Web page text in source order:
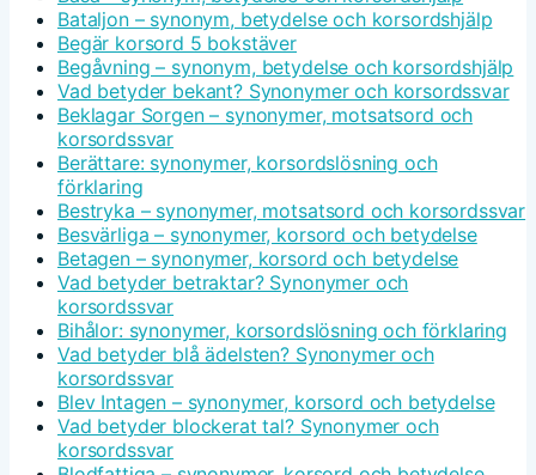
Bataljon – synonym, betydelse och korsordshjälp
Begär korsord 5 bokstäver
Begåvning – synonym, betydelse och korsordshjälp
Vad betyder bekant? Synonymer och korsordssvar
Beklagar Sorgen – synonymer, motsatsord och
korsordssvar
Berättare: synonymer, korsordslösning och
förklaring
Bestryka – synonymer, motsatsord och korsordssvar
Besvärliga – synonymer, korsord och betydelse
Betagen – synonymer, korsord och betydelse
Vad betyder betraktar? Synonymer och
korsordssvar
Bihålor: synonymer, korsordslösning och förklaring
Vad betyder blå ädelsten? Synonymer och
korsordssvar
Blev Intagen – synonymer, korsord och betydelse
Vad betyder blockerat tal? Synonymer och
korsordssvar